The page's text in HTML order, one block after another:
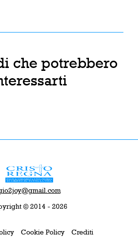
che potrebbero
© 2014 - 2026
Cookie Policy Crediti